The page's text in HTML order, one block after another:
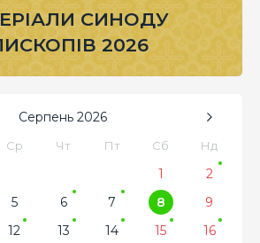
СИНОДУ
2026
Серпень 2026
Ср Чт Пт Сб Нд
1
2
5 6 7 8
9
12 13 14 15
16